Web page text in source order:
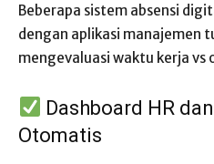
Beberapa sistem absensi
dengan aplikasi manajemen
mengevaluasi waktu kerja vs
Dashboard HR
Otomatis